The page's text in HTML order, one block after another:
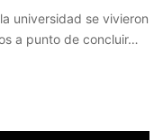
universidad se vivieron
a punto de concluir…